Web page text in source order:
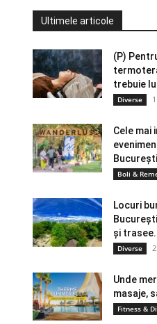
Ultimele articole
(P)
trebuie
Diverse
Cele mai
Boli &
Locuri
și
Diverse
Unde
masaje,
Fitness &